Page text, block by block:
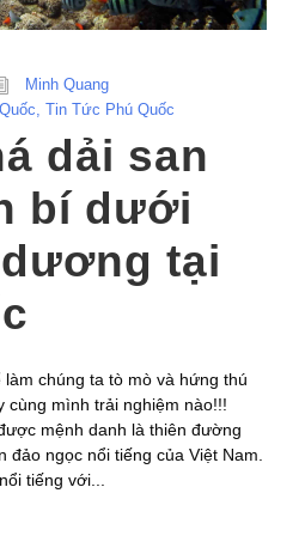
Minh Quang
, Tin Tức Phú Quốc
dải san
bí dưới
tại
làm chúng ta tò mò và hứng thú
cùng mình trải nghiệm nào!!!
mệnh danh là thiên đường
ngọc nổi tiếng của Việt Nam.
tiếng với...